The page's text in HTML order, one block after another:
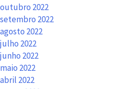
outubro 2022
setembro 2022
agosto 2022
julho 2022
junho 2022
maio 2022
abril 2022